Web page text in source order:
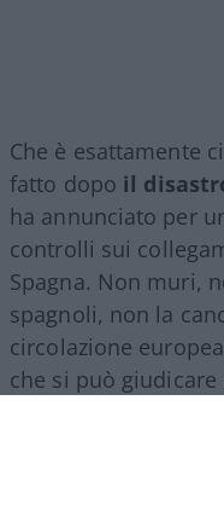
Che è esattamente
fatto dopo il
ha annunciato per
controlli sui
Spagna. Non muri,
spagnoli, non la
circolazione
che si può